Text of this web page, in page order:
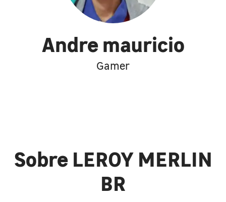
Andre mauricio
Gamer
Sobre LEROY MERLIN
BR